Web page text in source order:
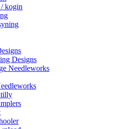
kogin
Designs
Needleworks